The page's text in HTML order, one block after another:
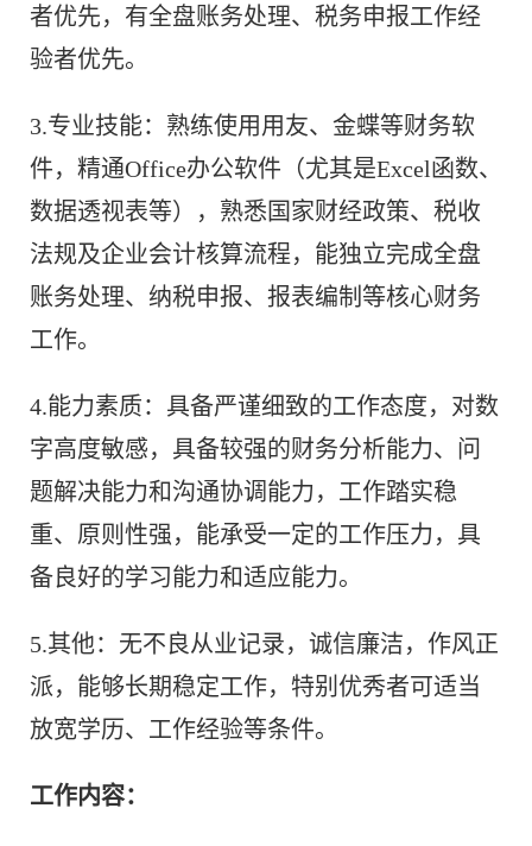
者优先，有全盘账务处理、税务申报工作经
验者优先。
3.专业技能：熟练使用用友、金蝶等财务软
件，精通Office办公软件（尤其是Excel函数、
数据透视表等），熟悉国家财经政策、税收
法规及企业会计核算流程，能独立完成全盘
账务处理、纳税申报、报表编制等核心财务
工作。
4.能力素质：具备严谨细致的工作态度，对数
字高度敏感，具备较强的财务分析能力、问
题解决能力和沟通协调能力，工作踏实稳
重、原则性强，能承受一定的工作压力，具
备良好的学习能力和适应能力。
5.其他：无不良从业记录，诚信廉洁，作风正
派，能够长期稳定工作，特别优秀者可适当
放宽学历、工作经验等条件。
工作内容：